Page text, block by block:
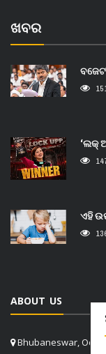
ଖବର
‘ଲକ୍
ଏହି
ABOUT US
Bhubaneswar,